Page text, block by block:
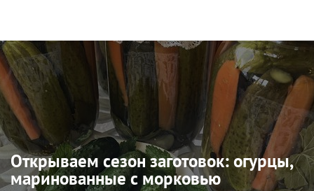
Открываем сезон заготовок: огурцы,
маринованные с морковью